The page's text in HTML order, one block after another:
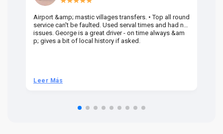
Airport &amp; mastic villages transfers. • Top all round
service can't be faulted. Used serval times and had no
issues. George is a great driver - on time always &am
p; gives a bit of local history if asked.
Leer Más